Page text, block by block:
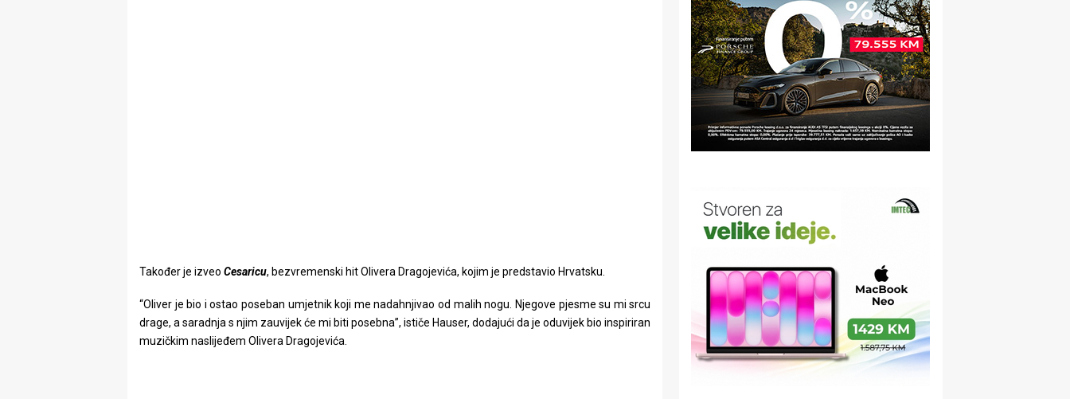
Također je izveo Cesaricu, bezvremenski hit Olivera Dragojevića, kojim je predstavio Hrvatsku.
“Oliver je bio i ostao poseban umjetnik koji me nadahnjivao od malih nogu. Njegove pjesme su mi srcu
drage, a saradnja s njim zauvijek će mi biti posebna”, ističe Hauser, dodajući da je oduvijek bio inspiriran
muzičkim naslijeđem Olivera Dragojevića.